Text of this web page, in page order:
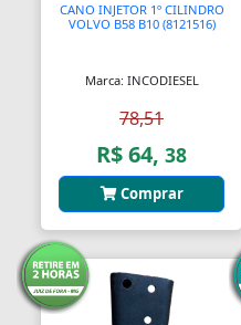
Bicicletários
Bicos Unidades
Bicos de Mamadeira
Bicos de Pato
Bielas
Bielas
Bieletas
CANO INJETOR 1º CILINDRO
VOLVO B58 B10 (8121516)
Marca: INCODIESEL
78,51
R$ 64, 38
Comprar